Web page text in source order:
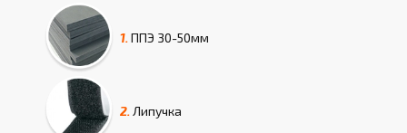
1. ППЭ 30-50мм
2. Липучка